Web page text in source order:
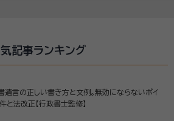
気記事ランキング
遺言の正しい書き方と文例。無効にならないポイ
件と法改正【行政書士監修】